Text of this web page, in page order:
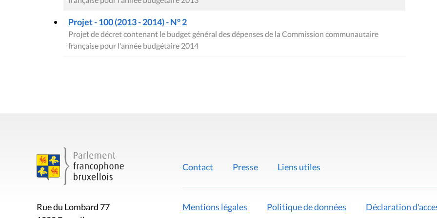
Projet - 100 (2013 - 2014) - N° 2
Projet de décret contenant le budget général des dépenses de la Commission communautaire
française pour l'année budgétaire 2014
Rue du Lombard 77
Contact Presse Liens utiles
Mentions légales Politique de données Déclaration